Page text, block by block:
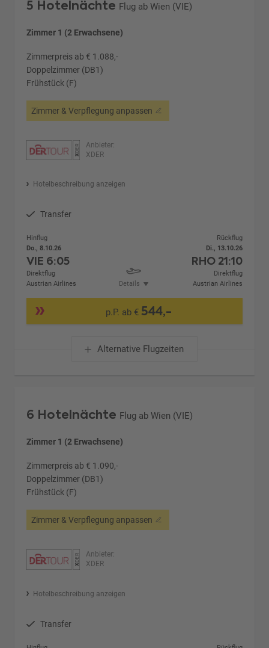
5 Hotelnächte Flug ab Wien (VIE)
Zimmer 1 (2 Erwachsene)
Zimmerpreis ab € 1.088,-
Doppelzimmer (DB1)
Frühstück (F)
Zimmer & Verpflegung anpassen
Anbieter:
XDER
Hotelbeschreibung anzeigen
Transfer
Hinflug
Do., 8.10.26
VIE 6:05
Direktflug
Austrian Airlines
Details
Rückflug
Di., 13.10.26
RHO 21:10
Direktflug
Austrian Airlines
p.P. ab € 544,-
Alternative Flugzeiten
6 Hotelnächte Flug ab Wien (VIE)
Zimmer 1 (2 Erwachsene)
Zimmerpreis ab € 1.090,-
Doppelzimmer (DB1)
Frühstück (F)
Zimmer & Verpflegung anpassen
Anbieter:
XDER
Hotelbeschreibung anzeigen
Transfer